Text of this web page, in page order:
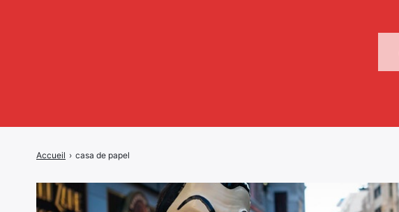
Accueil › casa de papel